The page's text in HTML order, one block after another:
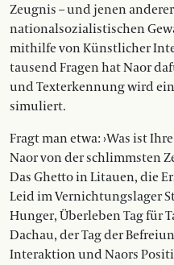
Zeugnis – und jenen
nationalsozialistischen
mithilfe von Künstlicher
tausend Fragen hat Naor
und Texterkennung wird
simuliert.
Fragt man etwa: ›Was ist
Naor von der schlimmsten
Das Ghetto in Litauen, die
Leid im Vernichtungslager
Hunger, Überleben Tag für
Dachau, der Tag der
Interaktion und Naors